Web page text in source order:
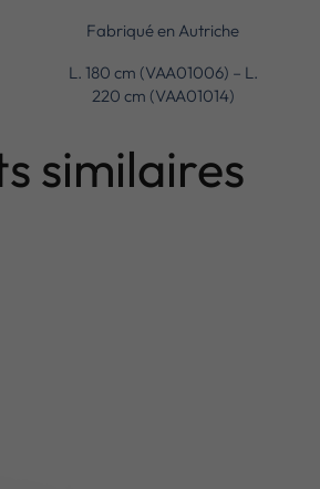
Fabriqué en Autriche
L. 180 cm (VAA01006) – L.
220 cm (VAA01014)
similaires